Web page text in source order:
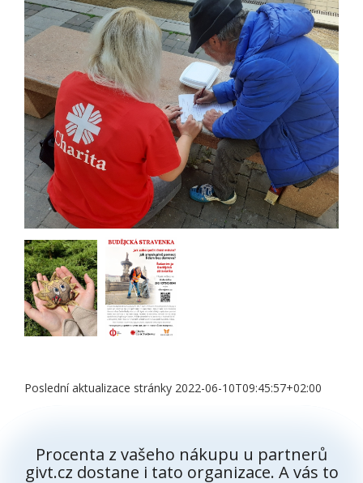
Poslední aktualizace stránky 2022-06-10T09:45:57+02:00
Procenta z vašeho nákupu u partnerů
givt.cz dostane i tato organizace. A vás to